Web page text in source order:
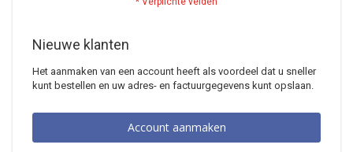
Nieuwe klanten
Het aanmaken van een account heeft als voordeel dat u sneller
kunt bestellen en uw adres- en factuurgegevens kunt opslaan.
Account aanmaken